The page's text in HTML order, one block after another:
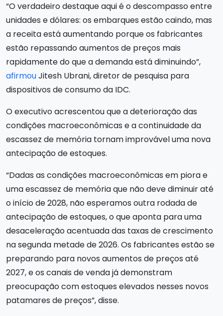
“O verdadeiro destaque aqui é o descompasso entre
unidades e dólares: os embarques estão caindo, mas
a receita está aumentando porque os fabricantes
estão repassando aumentos de preços mais
rapidamente do que a demanda está diminuindo”,
afirmouJitesh Ubrani, diretor de pesquisa para
dispositivos de consumo da IDC.
O executivo acrescentou que a deterioração das
condições macroeconômicas e a continuidade da
escassez de memória tornam improvável uma nova
antecipação de estoques.
“Dadas as condições macroeconômicas em piora e
uma escassez de memória que não deve diminuir até
o início de 2028, não esperamos outra rodada de
antecipação de estoques, o que aponta para uma
desaceleração acentuada das taxas de crescimento
na segunda metade de 2026. Os fabricantes estão se
preparando para novos aumentos de preços até
2027, e os canais de venda já demonstram
preocupação com estoques elevados nesses novos
patamares de preços”, disse.